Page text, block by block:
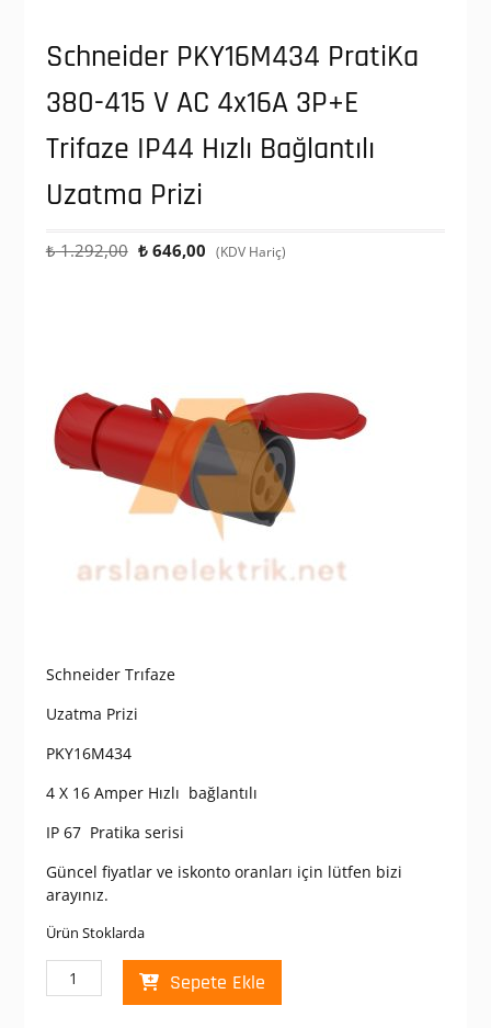
Schneider PKY16M434 PratiKa
380-415 V AC 4x16A 3P+E
Trifaze IP44 Hızlı Bağlantılı
Uzatma Prizi
₺1.292,00 Orijinal
₺646,00 Şu
(KDV Hariç)
Schneider Trıfaze
Uzatma Prizi
PKY16M434
4 X 16 Amper Hızlı bağlantılı
IP 67 Pratika serisi
Güncel fiyatlar ve iskonto oranları için lütfen bizi
arayınız.
Ürün Stoklarda
Schneider
PKY16M434
Sepete Ekle